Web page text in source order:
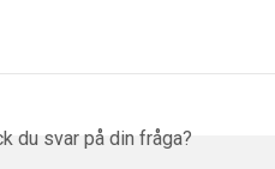
du svar på din fråga?